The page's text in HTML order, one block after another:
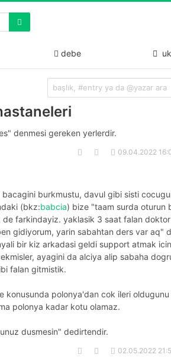
debe
denmesi gereken yerlerdir.
09.04.2022
burkmustu, davul gibi sisti
(bkz:babcia) bize "taam surda oturun
farkindayiz. yaklasik 3 saat falan
gidiyorum, yarin sabahtan ders var aq"
bir kiz arkadasi geldi support atmak
ayagini da alciya alip sabaha
falan gitmistik.
konusunda polonya'dan cok ileri
polonya kadar kotu olamaz.
dusmesin" dedirtendir.
02.05.2022